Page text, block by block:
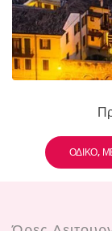
ΟΔΙΚΌ,